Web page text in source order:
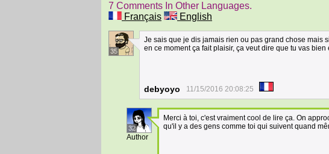
7 Comments In Other Languages.
Français
English
35
Je sais que je dis jamais rien ou pas grand chose mais
en ce moment ça fait plaisir, ça veut dire que tu vas
debyoyo 11/15/2016 20:08:25
32
Author
Merci à toi, c'est vraiment cool de lire ça. On
qu'il y a des gens comme toi qui suivent quand